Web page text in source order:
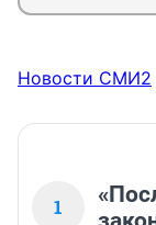
Новости СМИ2
1